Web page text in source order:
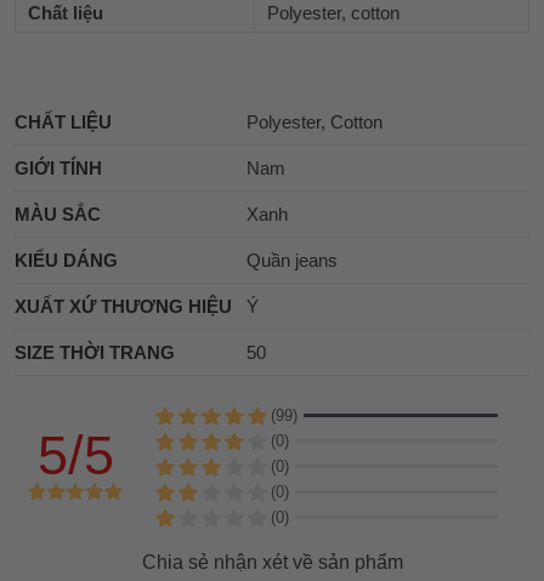
Chất liệu
Polyester, cotton
CHẤT LIỆU Polyester, Cotton
GIỚI TÍNH Nam
MÀU SẮC Xanh
KIỂU DÁNG Quần jeans
XUẤT XỨ THƯƠNG HIỆU Ý
SIZE THỜI TRANG 50
5/5
(99)
(0)
(0)
(0)
(0)
Chia sẻ nhận xét về sản phẩm